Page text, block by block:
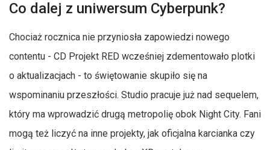
Co dalej z uniwersum Cyberpunk?
Chociaż rocznica nie przyniosła zapowiedzi nowego
contentu - CD Projekt RED wcześniej zdementowało plotki
o aktualizacjach - to świętowanie skupiło się na
wspominaniu przeszłości. Studio pracuje już nad sequelem,
który ma wprowadzić drugą metropolię obok Night City. Fani
mogą też liczyć na inne projekty, jak oficjalna karcianka czy